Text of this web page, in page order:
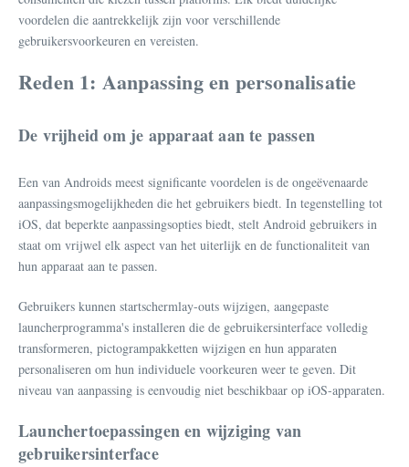
voordelen die aantrekkelijk zijn voor verschillende
gebruikersvoorkeuren en vereisten.
Reden 1: Aanpassing en personalisatie
De vrijheid om je apparaat aan te passen
Een van Androids meest significante voordelen is de ongeëvenaarde
aanpassingsmogelijkheden die het gebruikers biedt. In tegenstelling tot
iOS, dat beperkte aanpassingsopties biedt, stelt Android gebruikers in
staat om vrijwel elk aspect van het uiterlijk en de functionaliteit van
hun apparaat aan te passen.
Gebruikers kunnen startschermlay-outs wijzigen, aangepaste
launcherprogramma's installeren die de gebruikersinterface volledig
transformeren, pictogrampakketten wijzigen en hun apparaten
personaliseren om hun individuele voorkeuren weer te geven. Dit
niveau van aanpassing is eenvoudig niet beschikbaar op iOS-apparaten.
Launchertoepassingen en wijziging van
gebruikersinterface